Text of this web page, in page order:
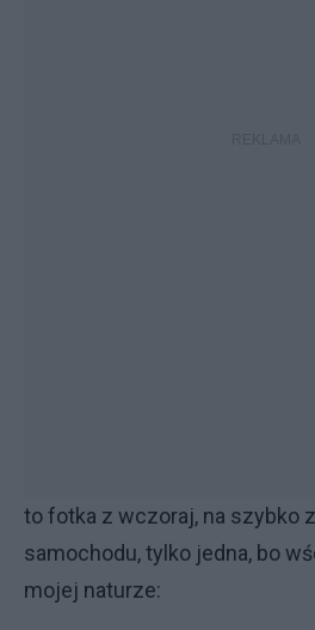
to fotka z wczoraj, na szybko
samochodu, tylko jedna, bo
mojej naturze: